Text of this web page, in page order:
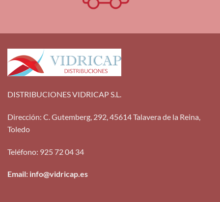
DISTRIBUCIONES VIDRICAP S.L.
Dirección: C. Gutemberg, 292, 45614 Talavera de la Reina,
Toledo
Teléfono: 925 72 04 34
Email: info@vidricap.es